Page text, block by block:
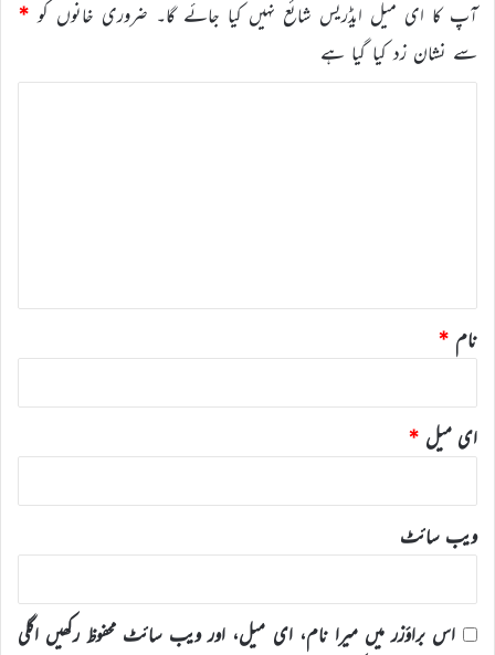
آپ کا ای میل ایڈریس شائع نہیں کیا جائے گا۔ ضروری خانوں کو *
سے نشان زد کیا گیا ہے
نام *
ای میل *
ویب‌ سائٹ
اس براؤزر میں میرا نام، ای میل، اور ویب سائٹ محفوظ رکھیں اگلی